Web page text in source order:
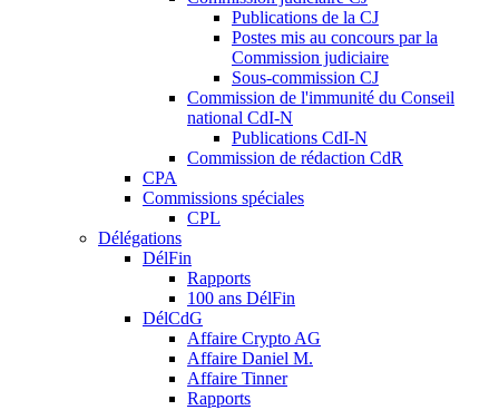
Publications de la CJ
Postes mis au concours par la
Commission judiciaire
Sous-commission CJ
Commission de l'immunité du Conseil
national CdI-N
Publications CdI-N
Commission de rédaction CdR
CPA
Commissions spéciales
CPL
Délégations
DélFin
Rapports
100 ans DélFin
DélCdG
Affaire Crypto AG
Affaire Daniel M.
Affaire Tinner
Rapports